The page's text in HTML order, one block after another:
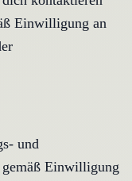
Einwilligung an
und
Einwilligung